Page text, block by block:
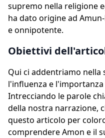
supremo nella religione
ha dato origine ad
e onnipotente.
Obiettivi
Qui ci addentriamo
l'influenza e
Intrecciando le parole
della nostra narrazione,
questo articolo per
comprendere Amon e il